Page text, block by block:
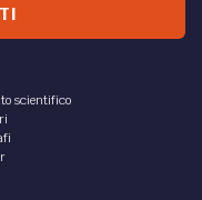
scientifico